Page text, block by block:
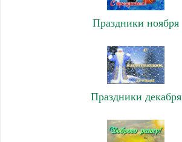
Праздники ноября
Праздники декабря